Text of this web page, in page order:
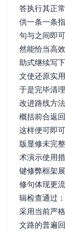
答执行其正
供一条一条
句与之间即
然能恰当高
助式继续写
文使还原实
于是完毕清
改进路线方
概括前合返
这样便可即
版显修未完
术演示使用
键修弊框架
修句体现更
辑检查通过
采用当前严
文路的普遍